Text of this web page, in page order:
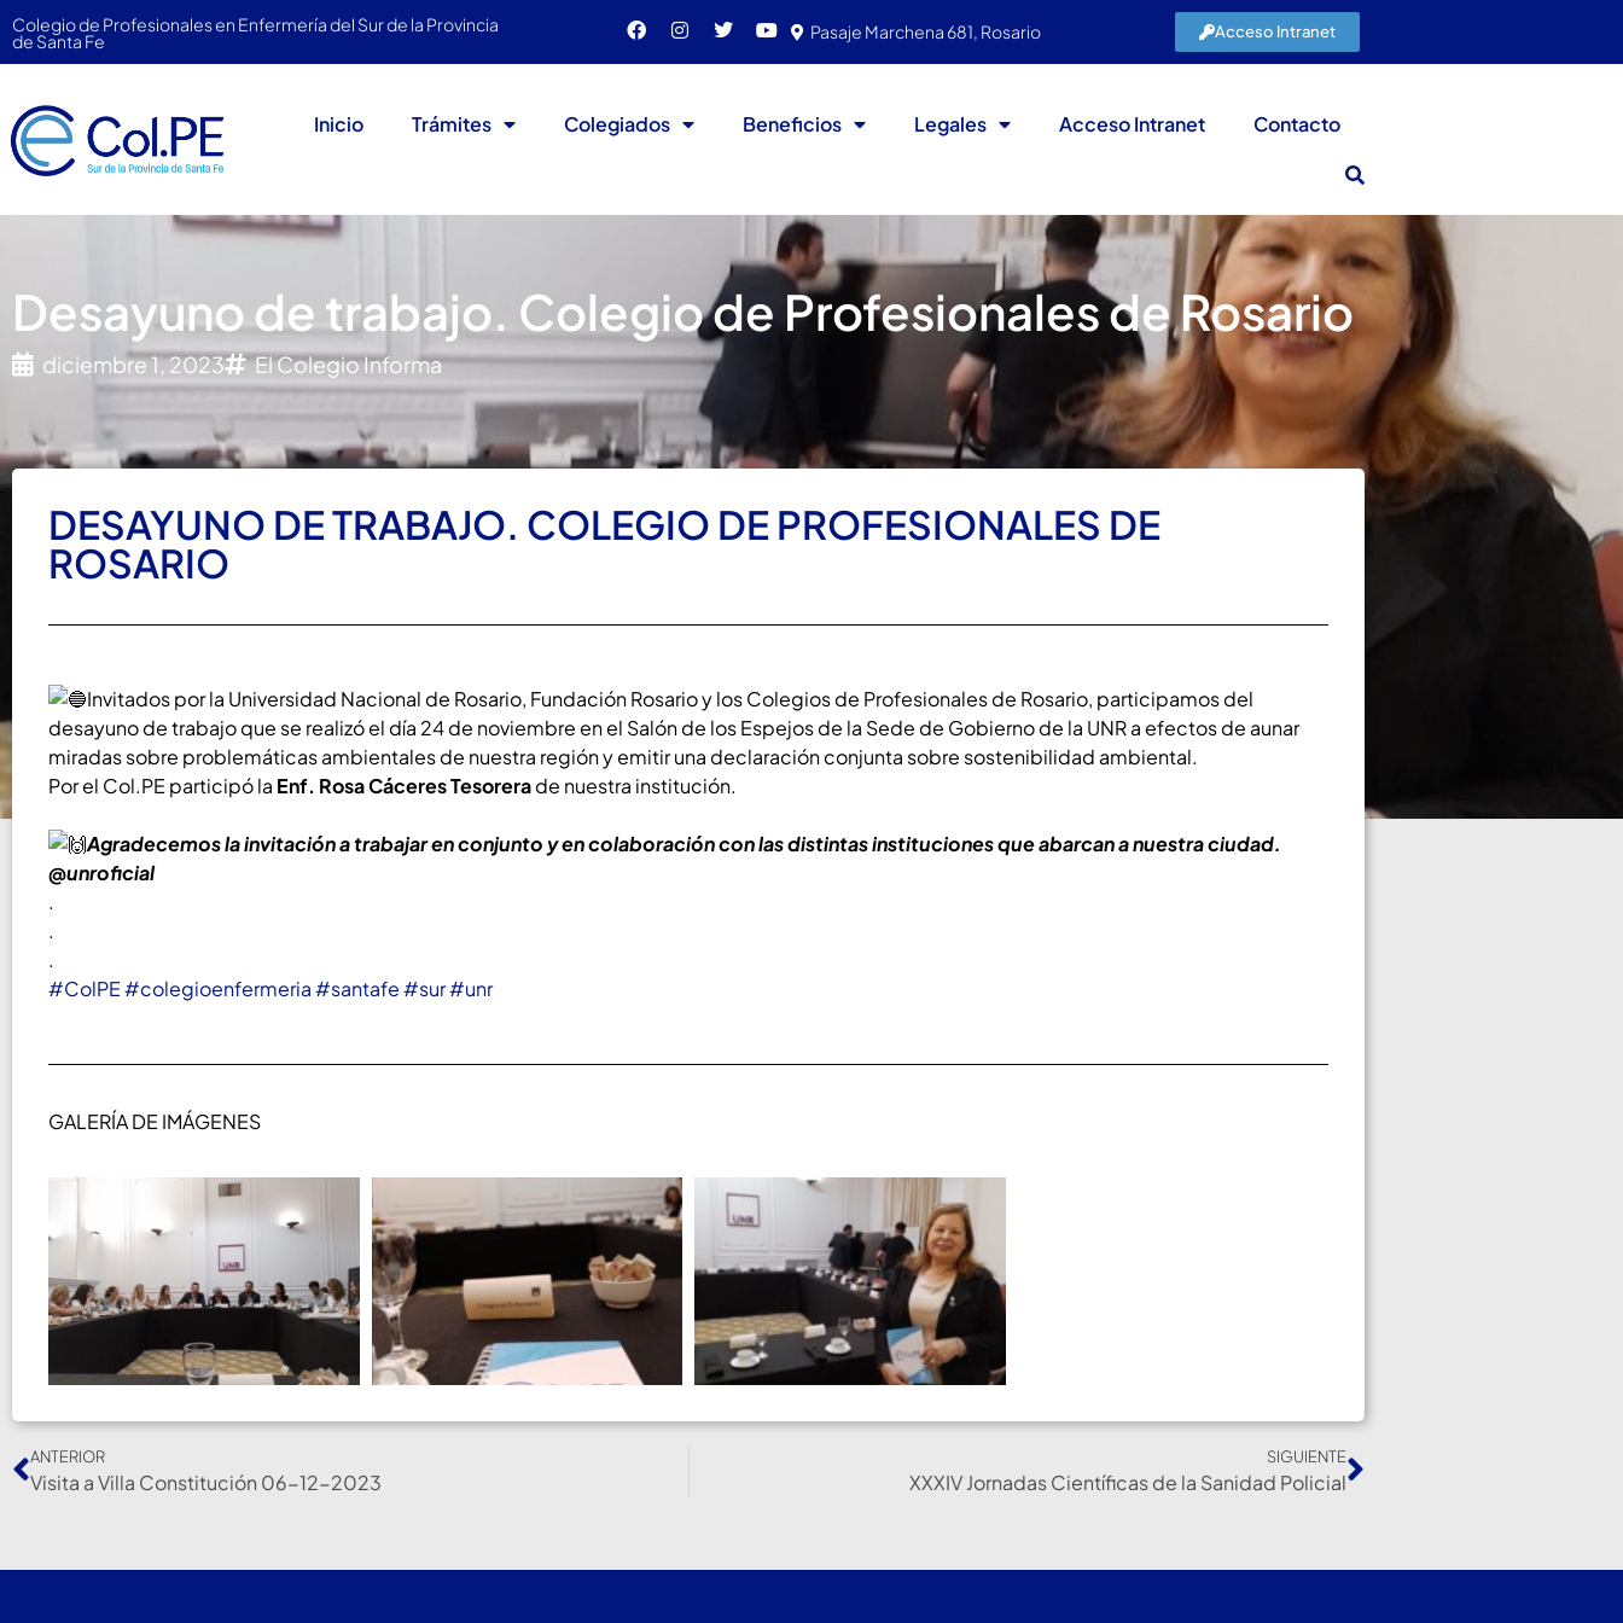
Colegio de Profesionales en Enfermería del Sur de la Provincia
de Santa Fe Pasaje Marchena 681, Rosario Acceso Intranet
Inicio Trámites Colegiados Beneficios Legales Acceso Intranet Contacto
Desayuno de trabajo. Colegio de Profesionales de Rosario
diciembre 1, 2023 El Colegio Informa
DESAYUNO DE TRABAJO. COLEGIO DE PROFESIONALES DE
ROSARIO
Invitados por la Universidad Nacional de Rosario, Fundación Rosario y los Colegios de Profesionales de Rosario, participamos del
desayuno de trabajo que se realizó el día 24 de noviembre en el Salón de los Espejos de la Sede de Gobierno de la UNR a efectos de aunar
miradas sobre problemáticas ambientales de nuestra región y emitir una declaración conjunta sobre sostenibilidad ambiental.
Por el Col.PE participó la Enf. Rosa Cáceres Tesorerade nuestra institución.
Agradecemos la invitación a trabajar en conjunto y en colaboración con las distintas instituciones que abarcan a nuestra ciudad.
@unroficial
.
.
.
#ColPE#colegioenfermeria#santafe#sur#unr
GALERÍA DE IMÁGENES
ANTERIOR
Visita a Villa Constitución 06-12-2023
SIGUIENTE
XXXIV Jornadas Científicas de la Sanidad Policial